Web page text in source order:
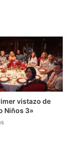
vistazo de
Niños 3»